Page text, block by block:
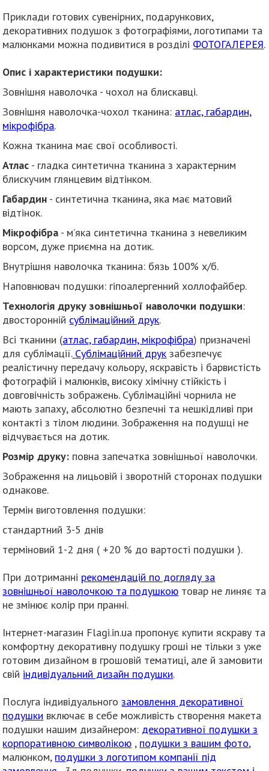
Приклади готових сувенірних, подарункових,
декоративних подушок з фотографіями, логотипами та
малюнками можна подивитися в розділі ФОТОГАЛЕРЕЯ.
Опис і характеристики подушки:
Зовнішня наволочка - чохол на блискавці.
Зовнішня наволочка-чохол тканина: атлас, габардин,
мікрофібра.
Кожна тканина має свої особливості.
Атлас - гладка синтетична тканина з характерним
блискучим глянцевим відтінком.
Габардин - синтетична тканина, яка має матовий
відтінок.
Мікрофібра - м’яка синтетична тканина з невеликим
ворсом, дуже приємна на дотик.
Внутрішня наволочка тканина: бязь 100% х/б.
Наповнювач подушки: гіпоалергенний холлофайбер.
Технологія друку зовнішньої наволочки подушки:
двосторонній сублімаційний друк.
Всі тканини (атлас, габардин, мікрофібра) призначені
для сублімації.Сублімаційний друк забезпечує
реалістичну передачу кольору, яскравість і барвистість
фотографій і малюнків, високу хімічну стійкість і
довговічність зображень. Сублімаційні чорнила не
мають запаху, абсолютно безпечні та нешкідливі при
контакті з тілом людини. Зображення на подушці не
відчувається на дотик.
Розмір друку: повна запечатка зовнішньої наволочки.
Зображення на лицьовій і зворотній сторонах подушки
однакове.
Термін виготовлення подушки:
стандартний 3-5 днів
терміновий 1-2 дня ( +20 % до вартості подушки ).
При дотриманні рекомендацій по догляду за
зовнішньої наволочкою та подушкою товар не линяє та
не змінює колір при пранні.
Інтернет-магазин Flagi.in.ua пропонує купити яскраву та
комфортну декоративну подушку гроші не тільки з уже
готовим дизайном в грошовій тематиці, але й замовити
свій індивідуальний дизайн подушки.
Послуга індивідуальногозамовлення декоративної
подушки включає в себе можливість створення макета
подушки нашим дизайнером: декоративної подушки з
корпоративною символікою , подушки з вашим фото,
малюнком, подушки з логотипом компанії під